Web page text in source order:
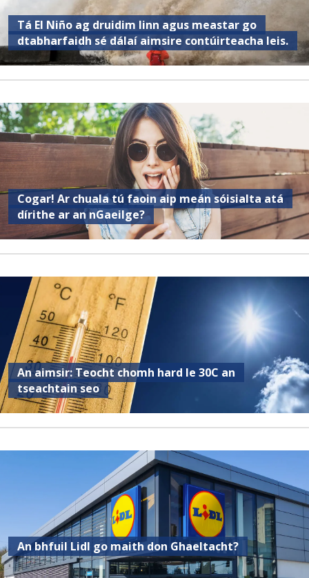
Tá El Niño ag druidim linn agus meastar go
dtabharfaidh sé dálaí aimsire contúirteacha leis.
Cogar! Ar chuala tú faoin aip meán sóisialta atá
dírithe ar an nGaeilge?
An aimsir: Teocht chomh hard le 30C an
tseachtain seo
An bhfuil Lidl go maith don Ghaeltacht?